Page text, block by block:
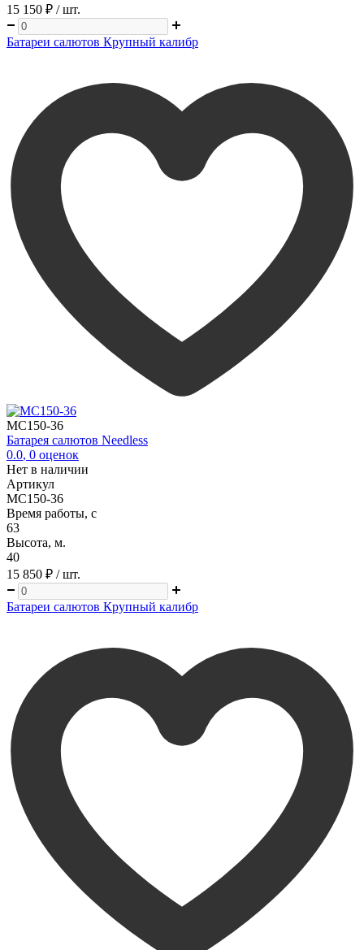
15 150 ₽ / шт.
Батареи салютов Крупный калибр
MC150-36
Батарея салютов Needless
0.0, 0 оценок
Нет в наличии
Артикул
MC150-36
Время работы, с
63
Высота, м.
40
15 850 ₽ / шт.
Батареи салютов Крупный калибр